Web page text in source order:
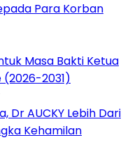
Para Korban
Masa Bakti Ketua
(2026-2031)
Dr AUCKY Lebih Dari
Kehamilan